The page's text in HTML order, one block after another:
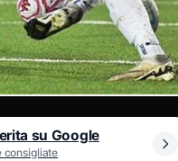
su Google
consigliate